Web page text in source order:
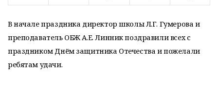
В начале праздника директор школы Л.Г. Гумерова и
преподаватель ОБЖ А.Е. Линник поздравили всех с
праздником Днём защитника Отечества и пожелали
ребятам удачи.